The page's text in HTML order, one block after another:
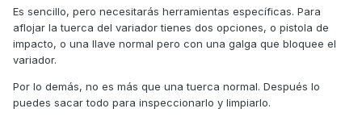
a la polea del eje he visto sacarla para hacer el cambio de
correa, no es dificil, pero no se si complejo de apretar bien
luego o no, aparte de tener la llave (q es grande).
una limpieza de esa zona, sin desarmar ayudaria en algo?
con que se limpia ? desengrasantes?
agradezco un monton vuestras opiniones.
Es sencillo, pero necesitarás herramientas específicas. Para
aflojar la tuerca del variador tienes dos opciones, o pistola de
impacto, o una llave normal pero con una galga que bloquee el
variador.
Por lo demás, no es más que una tuerca normal. Después lo
puedes sacar todo para inspeccionarlo y limpiarlo.